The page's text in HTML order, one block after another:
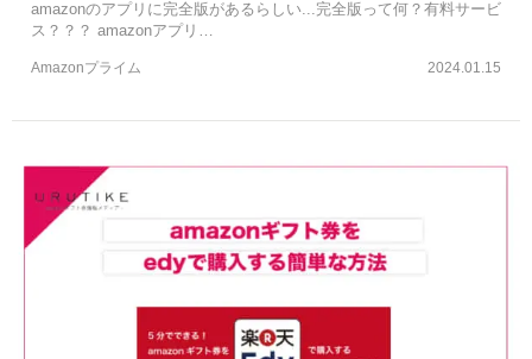
amazonのアプリに完全版があるらしい...完全版って何？有料サービ
ス？？？ amazonアプリ…
2024.01.15
Amazonプライム